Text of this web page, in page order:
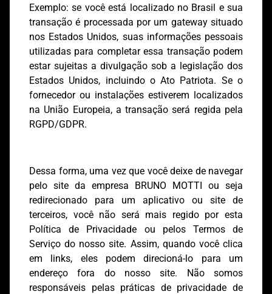
Exemplo: se você está localizado no Brasil e sua
transação é processada por um gateway situado
nos Estados Unidos, suas informações pessoais
utilizadas para completar essa transação podem
estar sujeitas a divulgação sob a legislação dos
Estados Unidos, incluindo o Ato Patriota. Se o
fornecedor ou instalações estiverem localizados
na União Europeia, a transação será regida pela
RGPD/GDPR.
Dessa forma, uma vez que você deixe de navegar
pelo site da empresa BRUNO MOTTI ou seja
redirecionado para um aplicativo ou site de
terceiros, você não será mais regido por esta
Política de Privacidade ou pelos Termos de
Serviço do nosso site. Assim, quando você clica
em links, eles podem direcioná-lo para um
endereço fora do nosso site. Não somos
responsáveis pelas práticas de privacidade de